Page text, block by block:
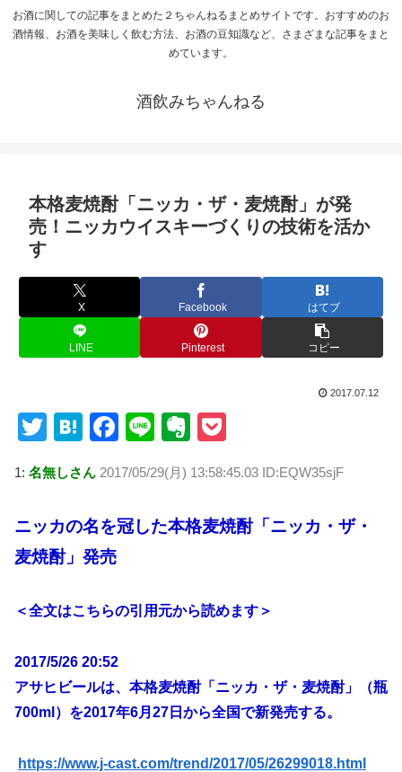
お酒に関しての記事をまとめた２ちゃんねるまとめサイトです。おすすめのお
酒情報、お酒を美味しく飲む方法、お酒の豆知識など、さまざまな記事をまと
めています。
酒飲みちゃんねる
本格麦焼酎「ニッカ・ザ・麦焼酎」が発
売！ニッカウイスキーづくりの技術を活か
す
X Facebook はてブ
LINE Pinterest コピー
2017.07.12
T
tt
er
H
e
n
a
F
c
e
b
o
k
Li
e
E
er
n
ot
ck
et
1: 名無しさん 2017/05/29(月) 13:58:45.03 ID:EQW35sjF
ニッカの名を冠した本格麦焼酎「ニッカ・ザ・
麦焼酎」発売
＜全文はこちらの引用元から読めます＞
2017/5/26 20:52
アサヒビールは、本格麦焼酎「ニッカ・ザ・麦焼酎」（瓶
700ml）を2017年6月27日から全国で新発売する。
https://www.j-cast.com/trend/2017/05/26299018.html